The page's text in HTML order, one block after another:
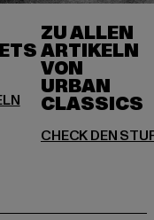
ZU ALLEN
ARTIKELN
VON
URBAN